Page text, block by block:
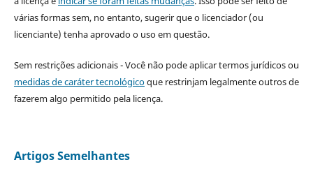
várias formas sem, no entanto, sugerir que o licenciador (ou
licenciante) tenha aprovado o uso em questão.
Sem restrições adicionais - Você não pode aplicar termos jurídicos ou
medidas de caráter tecnológicoque restrinjam legalmente outros de
fazerem algo permitido pela licença.
Artigos Semelhantes